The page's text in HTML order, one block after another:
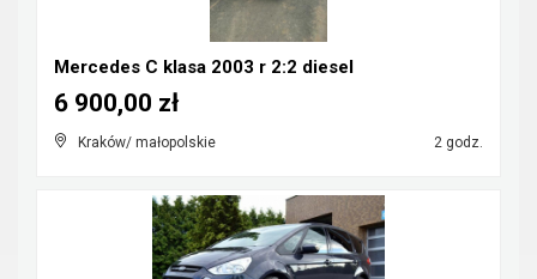
Mercedes C klasa 2003 r 2:2 diesel
Kraków/ małopolskie 2 godz.
6 900,00 zł